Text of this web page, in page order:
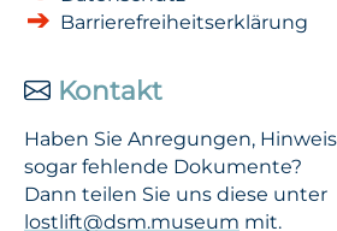
Barrierefreiheitserklärung
Kontakt
Haben Sie Anregungen,
sogar fehlende Dokumente?
Dann teilen Sie uns diese unter
lostlift@dsm.museum mit.